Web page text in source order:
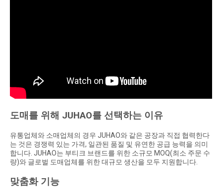
도매를 위해 JUHAO를 선택하는 이유
유통업체와 소매업체의 경우 JUHAO와 같은 공장과 직접 협력한다
는 것은 경쟁력 있는 가격, 일관된 품질 및 유연한 공급 능력을 의미
합니다. JUHAO는 부티크 브랜드를 위한 소규모 MOQ(최소 주문 수
량)와 글로벌 도매업체를 위한 대규모 생산을 모두 지원합니다.
맞춤화 기능